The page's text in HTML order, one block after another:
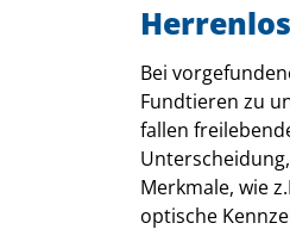
Bei
Fundtieren zu
fallen
Merkmale, wie
optische